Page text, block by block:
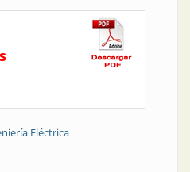
Eléctrica